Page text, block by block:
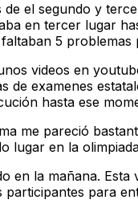
el segundo y
en tercer lugar
5 problemas
videos en
examenes
hasta ese
me pareció
lugar en la
en la mañana.
para